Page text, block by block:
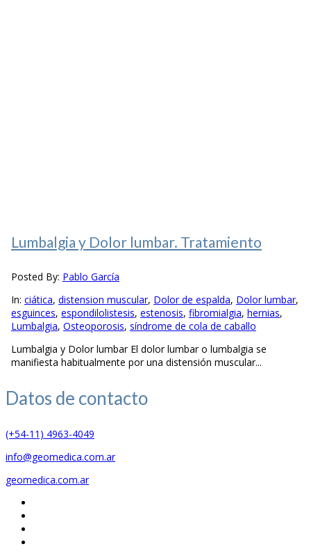
Lumbalgia y Dolor lumbar. Tratamiento
Posted By: Pablo García
In: ciática, distension muscular, Dolor de espalda, Dolor lumbar,
esguinces, espondilolistesis, estenosis, fibromialgia, hernias,
Lumbalgia, Osteoporosis, síndrome de cola de caballo
Lumbalgia y Dolor lumbar El dolor lumbar o lumbalgia se
manifiesta habitualmente por una distensión muscular...
Datos de contacto
(+54-11) 4963-4049
info@geomedica.com.ar
geomedica.com.ar